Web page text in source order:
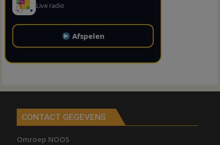
Live radio
Afspelen
CONTACT GEGEVENS
Omroep NOOS